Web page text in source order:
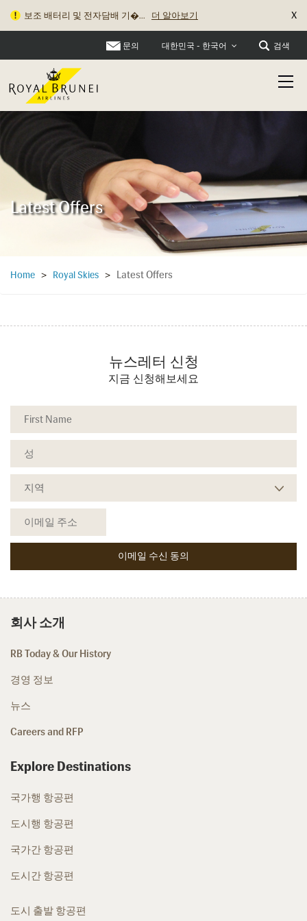
보조 배터리 및 전자담배 기�... 더 알아보기 X
문의 대한민국 - 한국어 검색
Latest Offers
Home > Royal Skies > Latest Offers
뉴스레터 신청
지금 신청해보세요
회사 소개
RB Today & Our History
경영 정보
뉴스
Careers and RFP
Explore Destinations
국가행 항공편
도시행 항공편
국가간 항공편
도시간 항공편
도시 출발 항공편